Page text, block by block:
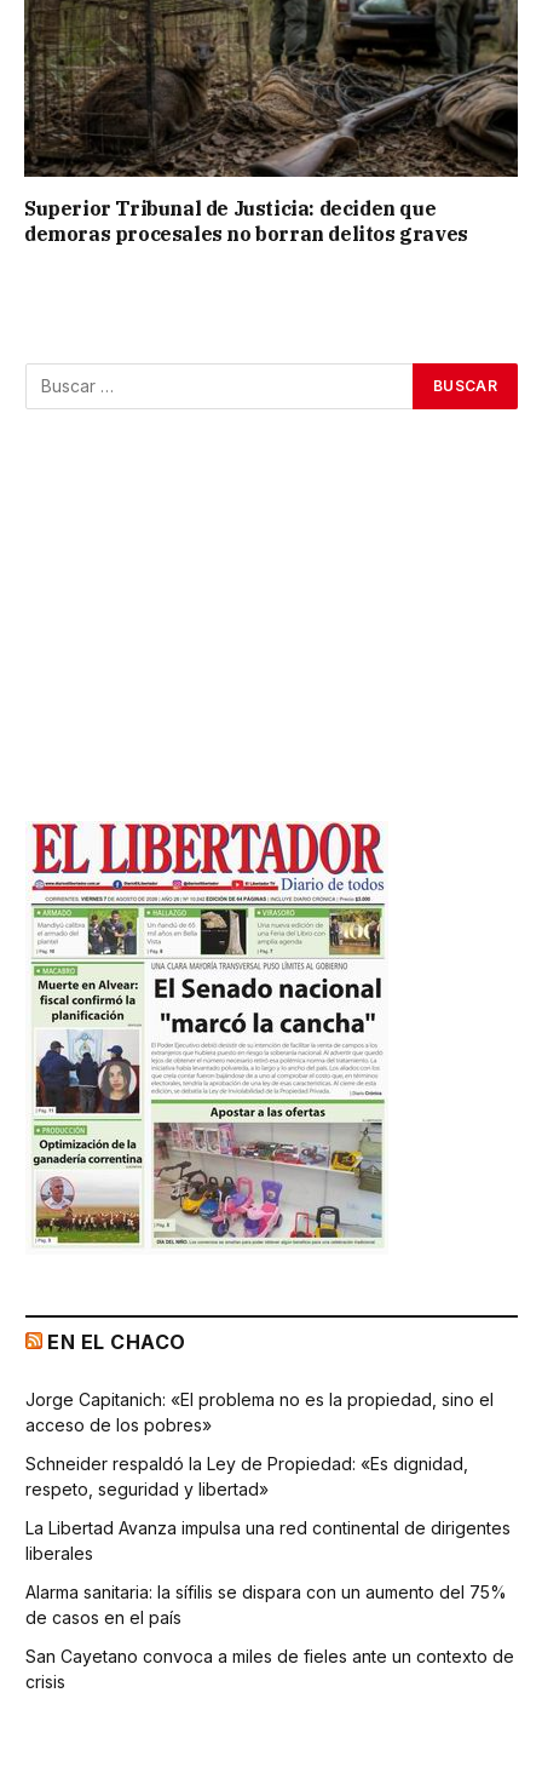
Superior Tribunal de Justicia: deciden que
demoras procesales no borran delitos graves
EN EL CHACO
Jorge Capitanich: «El problema no es la propiedad, sino el
acceso de los pobres»
Schneider respaldó la Ley de Propiedad: «Es dignidad,
respeto, seguridad y libertad»
La Libertad Avanza impulsa una red continental de dirigentes
liberales
Alarma sanitaria: la sífilis se dispara con un aumento del 75%
de casos en el país
San Cayetano convoca a miles de fieles ante un contexto de
crisis